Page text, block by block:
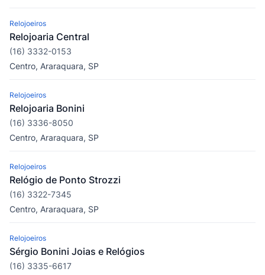
Relojoeiros
Relojoaria Central
(16) 3332-0153
Centro, Araraquara, SP
Relojoeiros
Relojoaria Bonini
(16) 3336-8050
Centro, Araraquara, SP
Relojoeiros
Relógio de Ponto Strozzi
(16) 3322-7345
Centro, Araraquara, SP
Relojoeiros
Sérgio Bonini Joias e Relógios
(16) 3335-6617